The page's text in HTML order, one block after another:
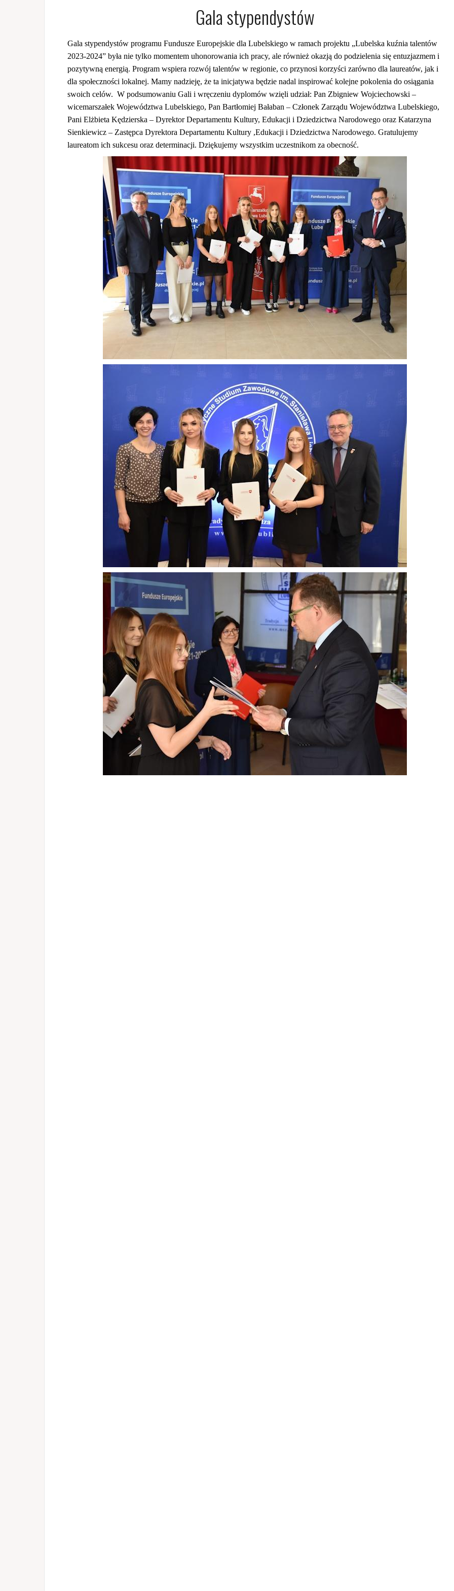
Gala stypendystów
Gala stypendystów programu Fundusze Europejskie dla Lubelskiego w ramach projektu „Lubelska kuźnia talentów
2023-2024” była nie tylko momentem uhonorowania ich pracy, ale również okazją do podzielenia się entuzjazmem i
pozytywną energią. Program wspiera rozwój talentów w regionie, co przynosi korzyści zarówno dla laureatów, jak i
dla społeczności lokalnej. Mamy nadzieję, że ta inicjatywa będzie nadal inspirować kolejne pokolenia do osiągania
swoich celów. W podsumowaniu Gali i wręczeniu dyplomów wzięli udział: Pan Zbigniew Wojciechowski –
wicemarszałek Województwa Lubelskiego, Pan Bartłomiej Bałaban – Członek Zarządu Województwa Lubelskiego,
Pani Elżbieta Kędzierska – Dyrektor Departamentu Kultury, Edukacji i Dziedzictwa Narodowego oraz Katarzyna
Sienkiewicz – Zastępca Dyrektora Departamentu Kultury ,Edukacji i Dziedzictwa Narodowego. Gratulujemy
laureatom ich sukcesu oraz determinacji. Dziękujemy wszystkim uczestnikom za obecność.